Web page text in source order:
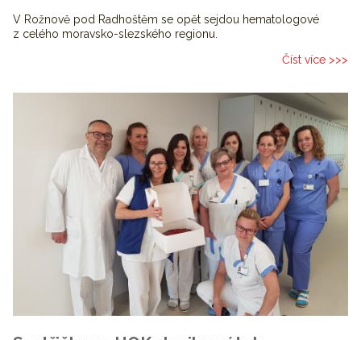
V Rožnově pod Radhoštěm se opět sejdou hematologové
z celého moravsko-slezského regionu.
Číst více >>>